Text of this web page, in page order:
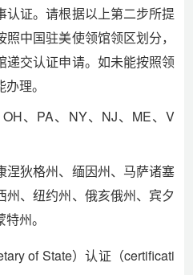
认证。请根据以上第二步所提
中国驻美使领馆领区划分，
递交认证申请。如未能按照领
理。
、PA、NY、NJ、ME、V
涅狄格州、缅因州、马萨诸塞
州、纽约州、俄亥俄州、宾夕
州。
of State）认证（certificati